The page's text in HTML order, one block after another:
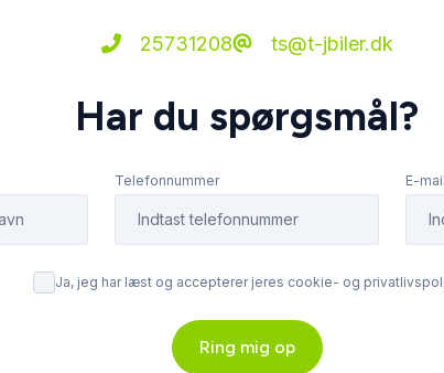
25731208 ts@t-jbiler.dk
Har du spørgsmål?
Telefonnummer E-mail
Ja, jeg har læst og accepterer jeres cookie- og
Ring mig op